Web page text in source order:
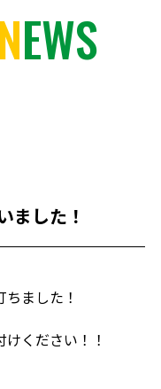
NEWS
ました！
ました！
ください！！